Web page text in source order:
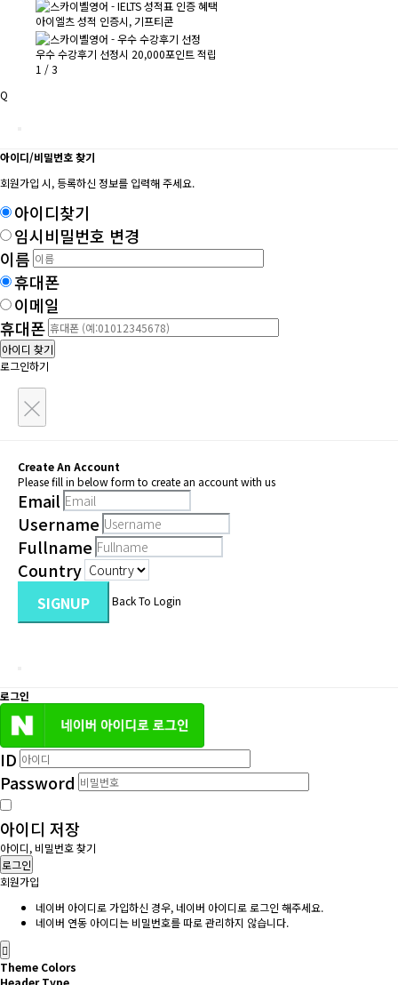
아이엘츠 성적 인증시, 기프티콘
우수 수강후기 선정시 20,000포인트 적립
1 /3
Q
아이디/비밀번호 찾기
회원가입 시, 등록하신 정보를 입력해 주세요.
아이디찾기
임시비밀번호 변경
이름
휴대폰
이메일
휴대폰
아이디 찾기
로그인하기
×
Create An Account
Please fill in below form to create an account with us
Email
Username
Fullname
Country
SIGNUP Back To Login
로그인
ID
Password
아이디 저장
아이디, 비밀번호 찾기
로그인
회원가입
네이버 아이디로 가입하신 경우, 네이버 아이디로 로그인 해주세요.
네이버 연동 아이디는 비밀번호를 따로 관리하지 않습니다.
Theme Colors
Header Type